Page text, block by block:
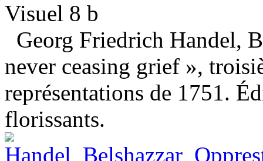
Visuel 8 b
Georg Friedrich Handel,
never ceasing grief »,
représentations de 1751.
florissants.